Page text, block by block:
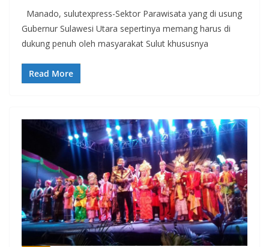
Manado, sulutexpress-Sektor Parawisata yang di usung
Gubernur Sulawesi Utara sepertinya memang harus di
dukung penuh oleh masyarakat Sulut khususnya
Read More